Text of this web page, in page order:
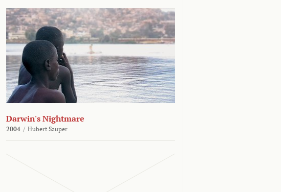
Darwin's Nightmare
2004 / Hubert Sauper